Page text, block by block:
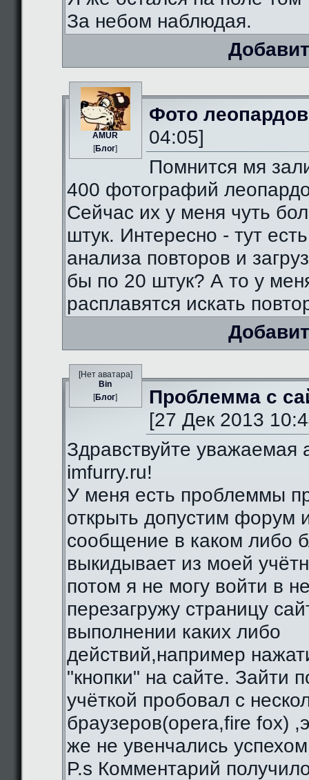
За небом наблюдая.
AMUR
[Блог]
Фото леопардов
04:05]
Помнится мя
400 фотографий
Сейчас их у меня чуть
штук. Интересно - тут
анализа повторов и
бы по 20 штук? А то у
расплавятся искать
[Нет аватара]
Bin
[Блог]
Проблемма с
[27 Дек 2013
Здравствуйте уважаемая
imfurry.ru!
У меня есть проблеммы
открыть допустим форум
сообщение в каком либо
выкидывает из моей
потом я не могу войти в
перезагружу страницу
выполнении каких либо
действий,например
"кнопки" на сайте. Зайти
учёткой пробовал с
браузеров(opera,fire fox)
же не увенчались
P.s Комментарий